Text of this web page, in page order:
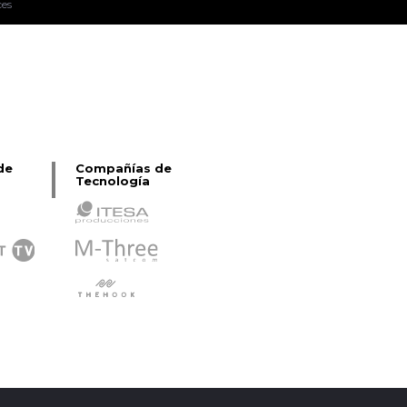
Compañías de
Tecnología